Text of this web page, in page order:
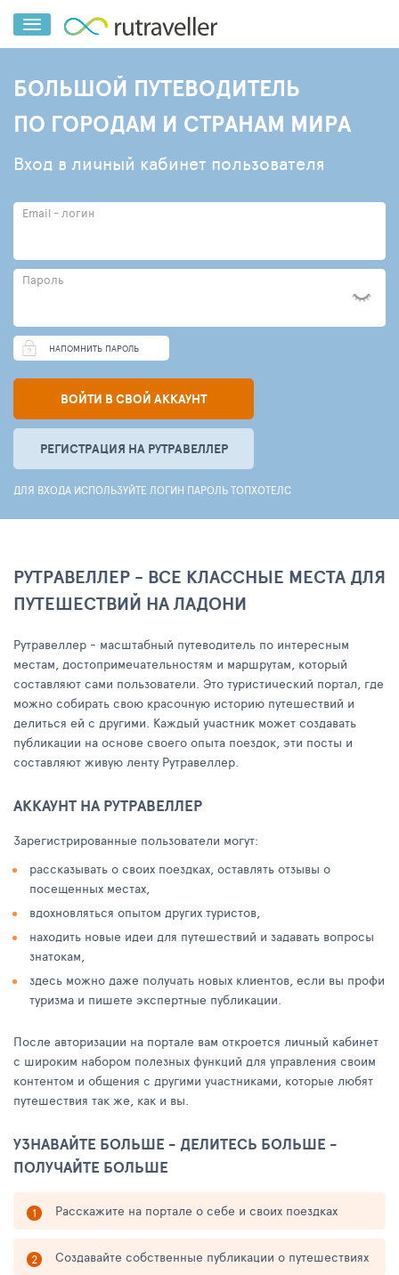
БОЛЬШОЙ ПУТЕВОДИТЕЛЬ
ПО ГОРОДАМ И СТРАНАМ МИРА
Вход в личный кабинет пользователя
Email - логин
Пароль
НАПОМНИТЬ ПАРОЛЬ
ВОЙТИ В СВОЙ АККАУНТ
РЕГИСТРАЦИЯ НА РУТРАВЕЛЛЕР
ДЛЯ ВХОДА ИСПОЛЬЗУЙТЕ ЛОГИН ПАРОЛЬ ТОПХОТЕЛС
РУТРАВЕЛЛЕР - ВСЕ КЛАССНЫЕ МЕСТА ДЛЯ
ПУТЕШЕСТВИЙ НА ЛАДОНИ
Рутравеллер - масштабный путеводитель по интересным
местам, достопримечательностям и маршрутам, который
составляют сами пользователи. Это туристический портал, где
можно собирать свою красочную историю путешествий и
делиться ей с другими. Каждый участник может создавать
публикации на основе своего опыта поездок, эти посты и
составляют живую ленту Рутравеллер.
АККАУНТ НА РУТРАВЕЛЛЕР
Зарегистрированные пользователи могут:
рассказывать о своих поездках, оставлять отзывы о
посещенных местах,
вдохновляться опытом других туристов,
находить новые идеи для путешествий и задавать вопросы
знатокам,
здесь можно даже получать новых клиентов, если вы профи
туризма и пишете экспертные публикации.
После авторизации на портале вам откроется личный кабинет
с широким набором полезных функций для управления своим
контентом и общения с другими участниками, которые любят
путешествия так же, как и вы.
УЗНАВАЙТЕ БОЛЬШЕ - ДЕЛИТЕСЬ БОЛЬШЕ -
ПОЛУЧАЙТЕ БОЛЬШЕ
Расскажите на портале о себе и своих поездках
Создавайте собственные публикации о путешествиях